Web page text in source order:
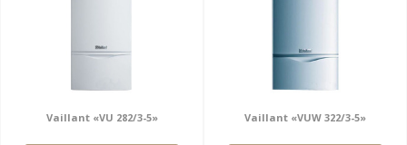
Vaillant «VU 282/3-5» Vaillant «VUW 322/3-5»